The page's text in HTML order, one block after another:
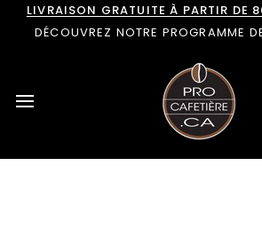
Passer
contenu
LIVRAISON GRATUITE À PARTIR DE
DÉCOUVREZ NOTRE PROGRAMME